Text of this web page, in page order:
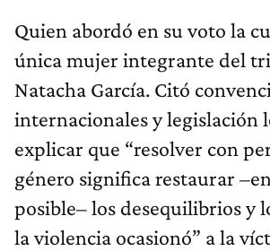
Quien abordó en su voto la
única mujer integrante del
Natacha García. Citó
internacionales y legislación
explicar que “resolver con
género significa restaurar
posible– los desequilibrios y
la violencia ocasionó” a la